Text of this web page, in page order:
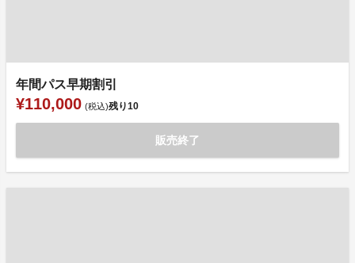
年間パス早期割引
¥110,000 (税込)残り10
販売終了